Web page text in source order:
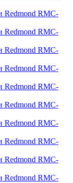
Redmond RMC-
Redmond RMC-
Redmond RMC-
Redmond RMC-
Redmond RMC-
Redmond RMC-
Redmond RMC-
Redmond RMC-
Redmond RMC-
Redmond RMC-